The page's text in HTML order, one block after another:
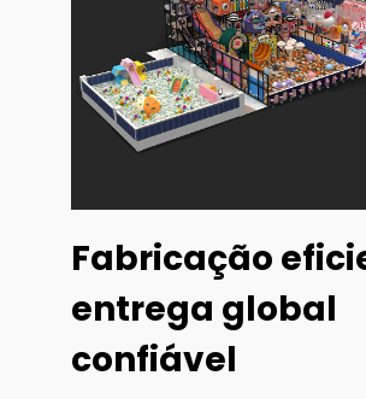
Fabricação
entrega global
confiável